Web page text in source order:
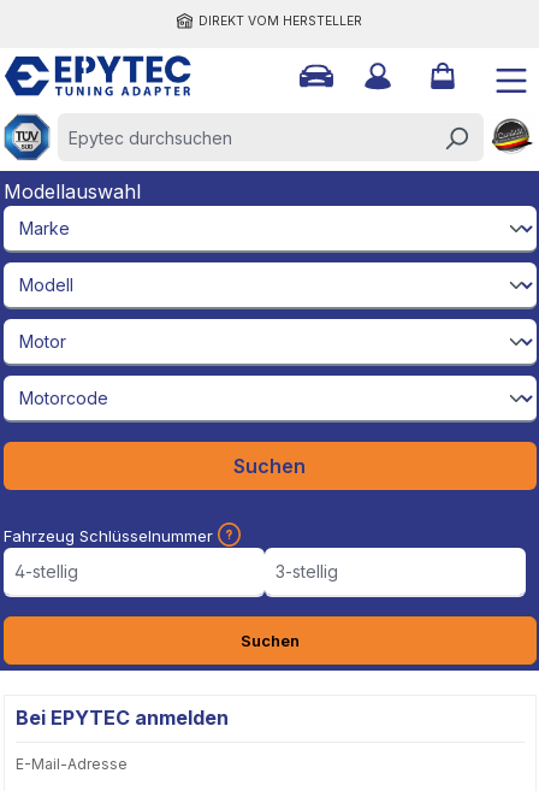
DIREKT VOM HERSTELLER
Modellauswahl
brandId
modelId
engineId
engineCodeId
Suchen
Fahrzeug Schlüsselnummer
4-stellig
3-stellig
Suchen
Bei EPYTEC anmelden
E-Mail-Adresse